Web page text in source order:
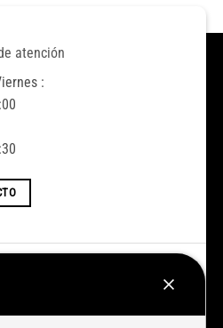
atención
:
las novedades
todas las semanas